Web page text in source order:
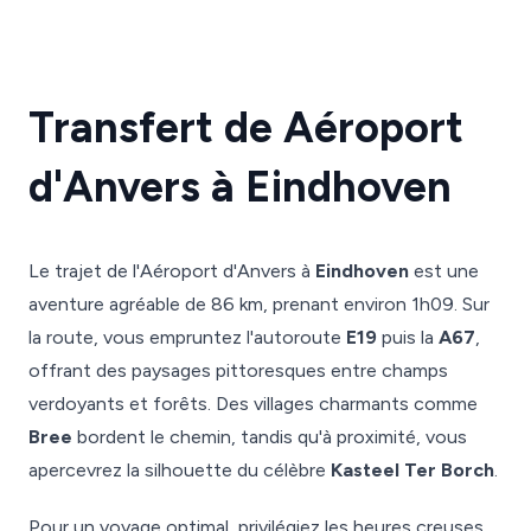
Transfert de Aéroport
d'Anvers à Eindhoven
Le trajet de l'Aéroport d'Anvers à Eindhoven est une
aventure agréable de 86 km, prenant environ 1h09. Sur
la route, vous empruntez l'autoroute E19 puis la A67,
offrant des paysages pittoresques entre champs
verdoyants et forêts. Des villages charmants comme
Bree bordent le chemin, tandis qu'à proximité, vous
apercevrez la silhouette du célèbre Kasteel Ter Borch.